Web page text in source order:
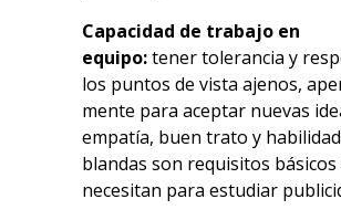
Capacidad de trabajo en
equipo:tener tolerancia y
los puntos de vista ajenos,
mente para aceptar nuevas
empatía, buen trato y
blandas son requisitos básicos
necesitan para estudiar